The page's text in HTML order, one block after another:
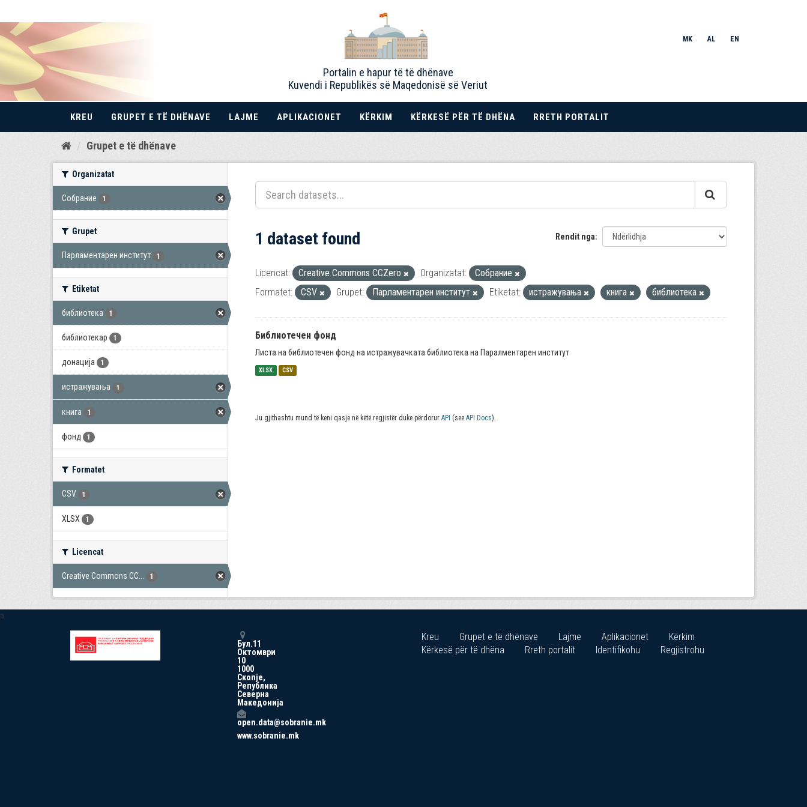
Kalo
Portalin e hapur të të dhënave
Kuvendi i Republikës së Maqedonisë së Veriut
MK AL EN
KREU GRUPET E TË DHËNAVE LAJME APLIKACIONET KËRKIM KËRKESË PËR TË DHËNA RRETH PORTALIT
Grupet e të dhënave
Organizatat
Собрание 1
Grupet
Парламентарен институт 1
Etiketat
библиотека 1
библиотекар 1
донација 1
истражувања 1
книга 1
фонд 1
Formatet
CSV 1
XLSX 1
Licencat
Creative Commons CC... 1
Rendit nga
1 dataset found
Licencat: Creative Commons CCZero Organizatat:
Собрание
Formatet:
CSV Grupet: Парламентарен институт Etiketat: истражувања книга библиотека
Библиотечен фонд
Листа на библиотечен фонд на истражувачката библиотека на Паралментарен институт
XLSX CSV
Ju gjithashtu mund të keni qasje në këtë regjistër duke përdorur API (see API Docs).
a
Бул.11
Октомври
10
1000
Скопје,
Република
Северна
Македонија
open.data@sobranie.mk
www.sobranie.mk
Kreu Grupet e të dhënave Lajme Aplikacionet
Kërkim
Kërkesë për të dhëna
Rreth portalit Identifikohu Regjistrohu